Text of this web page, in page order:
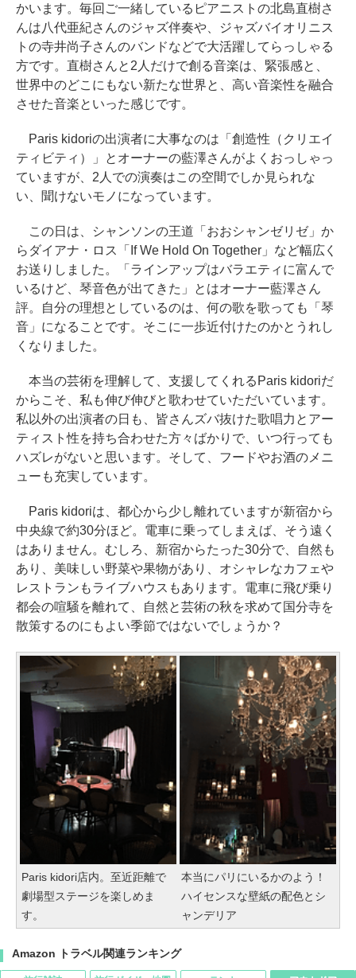
かいます。毎回ご一緒しているピアニストの北島直樹さ
んは八代亜紀さんのジャズ伴奏や、ジャズバイオリニス
トの寺井尚子さんのバンドなどで大活躍してらっしゃる
方です。直樹さんと2人だけで創る音楽は、緊張感と、
世界中のどこにもない新たな世界と、高い音楽性を融合
させた音楽といった感じです。
Paris kidoriの出演者に大事なのは「創造性（クリエイ
ティビティ）」とオーナーの藍澤さんがよくおっしゃっ
ていますが、2人での演奏はこの空間でしか見られな
い、聞けないモノになっています。
この日は、シャンソンの王道「おおシャンゼリゼ」か
らダイアナ・ロス「If We Hold On Together」など幅広く
お送りしました。「ラインアップはバラエティに富んで
いるけど、琴音色が出てきた」とはオーナー藍澤さん
評。自分の理想としているのは、何の歌を歌っても「琴
音」になることです。そこに一歩近付けたのかとうれし
くなりました。
本当の芸術を理解して、支援してくれるParis kidoriだ
からこそ、私も伸び伸びと歌わせていただいています。
私以外の出演者の日も、皆さんズバ抜けた歌唱力とアー
ティスト性を持ち合わせた方々ばかりで、いつ行っても
ハズレがないと思います。そして、フードやお酒のメニ
ューも充実しています。
Paris kidoriは、都心から少し離れていますが新宿から
中央線で約30分ほど。電車に乗ってしまえば、そう遠く
はありません。むしろ、新宿からたった30分で、自然も
あり、美味しい野菜や果物があり、オシャレなカフェや
レストランもライブハウスもあります。電車に飛び乗り
都会の喧騒を離れて、自然と芸術の秋を求めて国分寺を
散策するのにもよい季節ではないでしょうか？
Paris kidori店内。至近距離で
劇場型ステージを楽しめま
す。
本当にパリにいるかのよう！
ハイセンスな壁紙の配色とシ
ャンデリア
Amazon トラベル関連ランキング